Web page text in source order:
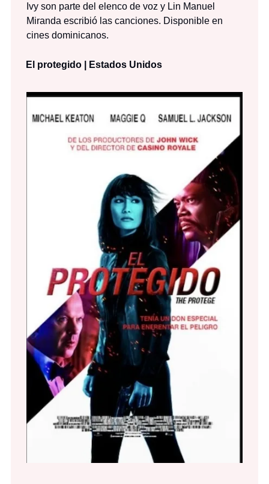
Ivy son parte del elenco de voz y Lin Manuel
Miranda escribió las canciones. Disponible en
cines dominicanos.
El protegido | Estados Unidos